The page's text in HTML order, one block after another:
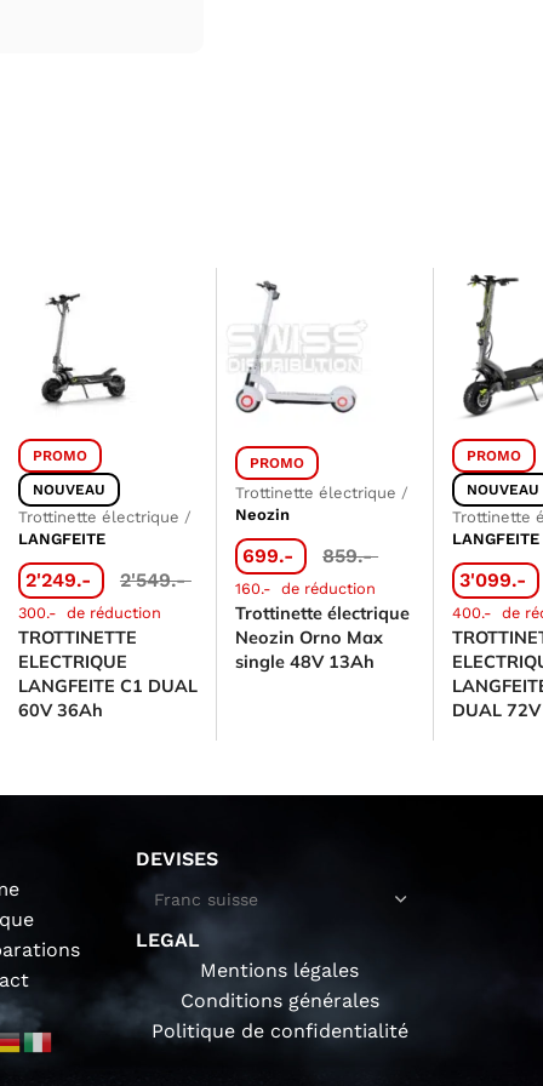
PROMO
NOUVEAU
Trottinette électrique /
LANGFEITE
2'249.- 2'549.-
300.- de réduction
TROTTINETTE
ELECTRIQUE
LANGFEITE C1 DUAL
60V 36Ah
PROMO
Trottinette électrique /
Neozin
699.- 859.-
160.- de réduction
Trottinette électrique
Neozin Orno Max
single 48V 13Ah
PROMO
NOUVEAU
Trottinette
LANGFEITE
3'099.-
400.- de
DUAL
DEVISES
LEGAL
Mentions légales
Conditions générales
Politique de confidentialité